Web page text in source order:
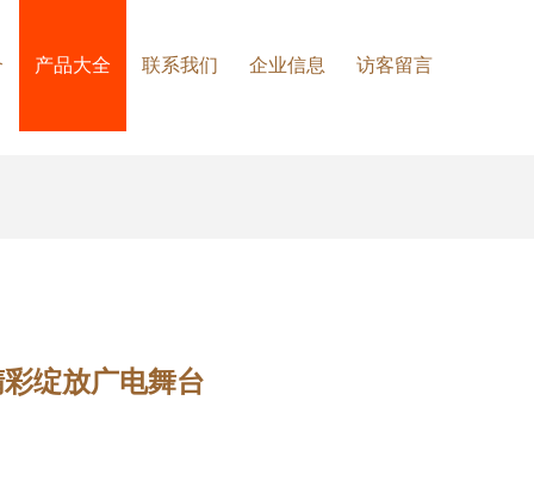
产品大全 联系我们 企业信息 访客留言
绽放广电舞台